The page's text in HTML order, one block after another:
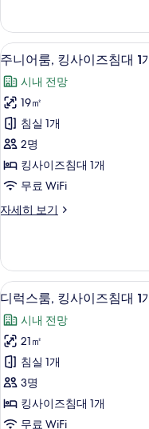
두
보
기
윈
룸
(Superior)
자
세
히
보
기
주
니
어
룸,
킹
사
이
침
1
개
(Deluxe)
사
진
모
두
보
기
3
주니어룸, 킹사이즈침대 1
시내 전망
19㎡
침실 1개
2명
킹사이즈침대 1개
무료 WiFi
자세히 보기
주
킹
사
이
즈
침
대
개
(Deluxe)
자
세
히
디
럭
스
룸,
킹
사
이
2
디럭스룸, 킹사이즈침대 1
시내 전망
21㎡
침실 1개
3명
킹사이즈침대 1개
무료 WiFi